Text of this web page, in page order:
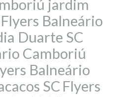
jardim
Flyers Balneário
Duarte SC
Camboriú
Balneário
SC Flyers